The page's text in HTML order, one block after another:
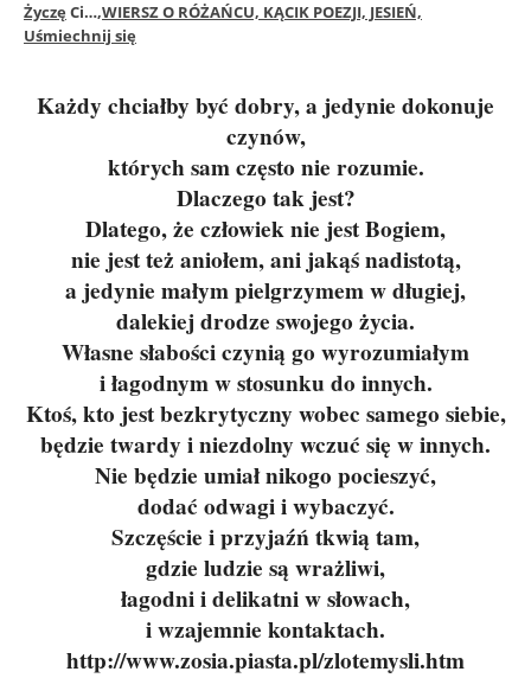
Życzę Ci…,WIERSZ O RÓŻAŃCU, KĄCIK POEZJI, JESIEŃ,
Uśmiechnij się
Każdy chciałby być dobry, a jedynie dokonuje
czynów,
których sam często nie rozumie.
Dlaczego tak jest?
Dlatego, że człowiek nie jest Bogiem,
nie jest też aniołem, ani jakąś nadistotą,
a jedynie małym pielgrzymem w długiej,
dalekiej drodze swojego życia.
Własne słabości czynią go wyrozumiałym
i łagodnym w stosunku do innych.
Ktoś, kto jest bezkrytyczny wobec samego siebie,
będzie twardy i niezdolny wczuć się w innych.
Nie będzie umiał nikogo pocieszyć,
dodać odwagi i wybaczyć.
Szczęście i przyjaźń tkwią tam,
gdzie ludzie są wrażliwi,
łagodni i delikatni w słowach,
i wzajemnie kontaktach.
http://www.zosia.piasta.pl/zlotemysli.htm